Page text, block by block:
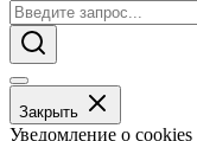
Закрыть
Уведомление о cookies